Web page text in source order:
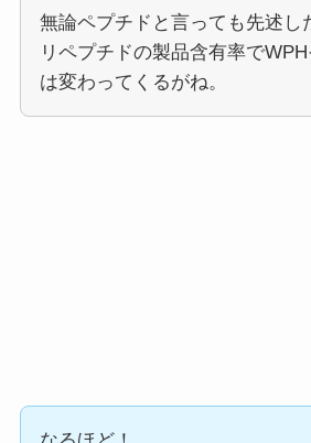
無論ペプチドと言っても先述し
リペプチドの製品含有率で
は変わってくるがね。